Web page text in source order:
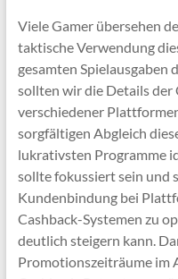
Viele Gamer übersehen
taktische Verwendung
gesamten Spielausgaben
sollten wir die Details der
verschiedener
sorgfältigen Abgleich
lukrativsten Programme
sollte fokussiert sein und
Kundenbindung bei
Cashback-Systemen zu
deutlich steigern kann.
Promotionszeiträume im